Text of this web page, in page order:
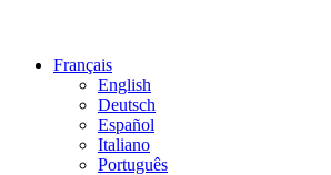
Français
English
Deutsch
Español
Italiano
Português